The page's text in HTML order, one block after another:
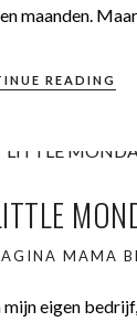
maanden.
READING
MAMA
eigen